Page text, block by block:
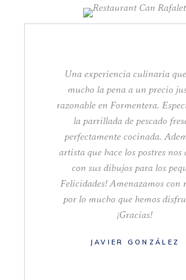
Una experiencia culinaria
mucho la pena a un precio
razonable en Formentera.
la parrillada de pescado
perfectamente cocinada.
artista que hace los postres nos
con sus dibujos para los
Felicidades! Amenazamos con
por lo mucho que hemos
¡Gracias!
JAVIER GONZÁLEZ